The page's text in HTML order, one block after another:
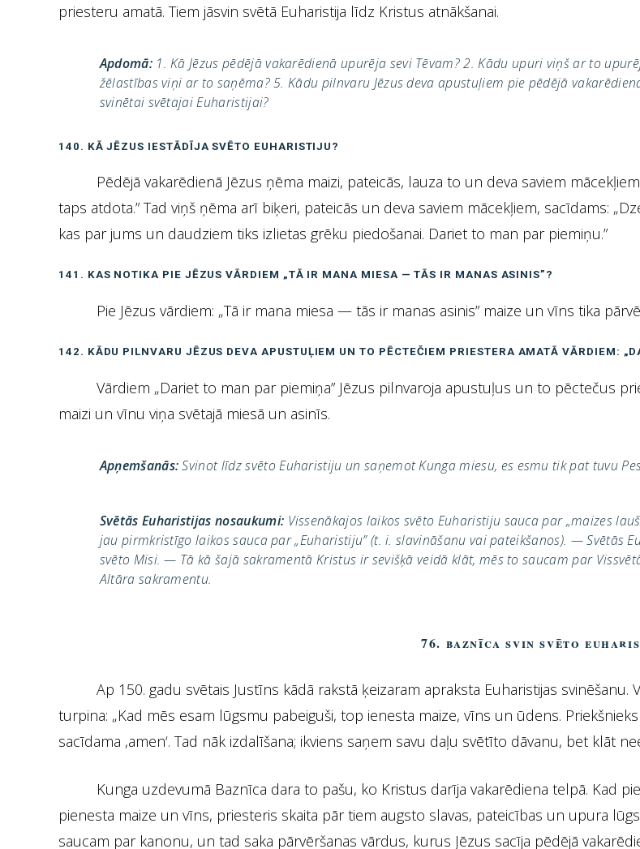
priesteru amatā. Tiem jāsvin svētā Euharistija līdz Kristus atnākšanai.
Apdomā:1. Kā Jēzus pēdējā vakarēdienā upurēja sevi Tēvam? 2. Kādu upuri viņš ar to
žēlastības viņi ar to saņēma? 5. Kādu pilnvaru Jēzus deva apustuļiem pie pēdējā
svinētai svētajai Euharistijai?
140. KĀ JĒZUS IESTĀDĪJA SVĒTO EUHARISTIJU?
Pēdējā vakarēdienā Jēzus ņēma maizi, pateicās, lauza to un deva saviem
taps atdota.” Tad viņš ņēma arī biķeri, pateicās un deva saviem mācekļiem, sacīdams:
kas par jums un daudziem tiks izlietas grēku piedošanai. Dariet to man par piemiņu.”
141. KAS NOTIKA PIE JĒZUS VĀRDIEM „TĀ IR MANA MIESA — TĀS IR MANAS ASINIS”?
Pie Jēzus vārdiem: „Tā ir mana miesa — tās ir manas asinis” maize un vīns tika
142. KĀDU PILNVARU JĒZUS DEVA APUSTUĻIEM UN TO PĒCTEČIEM PRIESTERA AMATĀ VĀRDIEM:
Vārdiem „Dariet to man par piemiņa” Jēzus pilnvaroja apustuļus un to pēctečus
maizi un vīnu viņa svētajā miesā un asinīs.
Apņemšanās:Svinot līdz svēto Euharistiju un saņemot Kunga miesu, es esmu tik pat tuvu
Svētās Euharistijas nosaukumi: Vissenākajos laikos svēto Euharistiju sauca par „maizes
jau pirmkristīgo laikos sauca par „Euharistiju” (t. i. slavināšanu vai pateikšanos). — Svētās
svēto Misi. — Tā kā šajā sakramentā Kristus ir sevišķā veidā klāt, mēs to saucam par
Altāra sakramentu.
76. Baznīca svin svēto
Ap 150. gadu svētais Justīns kādā rakstā ķeizaram apraksta Euharistijas
turpina: „Kad mēs esam lūgsmu pabeiguši, top ienesta maize, vīns un ūdens.
sacīdama ,amen‘. Tad nāk izdalīšana; ikviens saņem savu daļu svētīto dāvanu, bet klāt
Kunga uzdevumā Baznīca dara to pašu, ko Kristus darīja vakarēdiena telpā. Kad
pienesta maize un vīns, priesteris skaita pār tiem augsto slavas, pateicības un upura
saucam par kanonu, un tad saka pārvēršanas vārdus, kurus Jēzus sacīja pēdējā